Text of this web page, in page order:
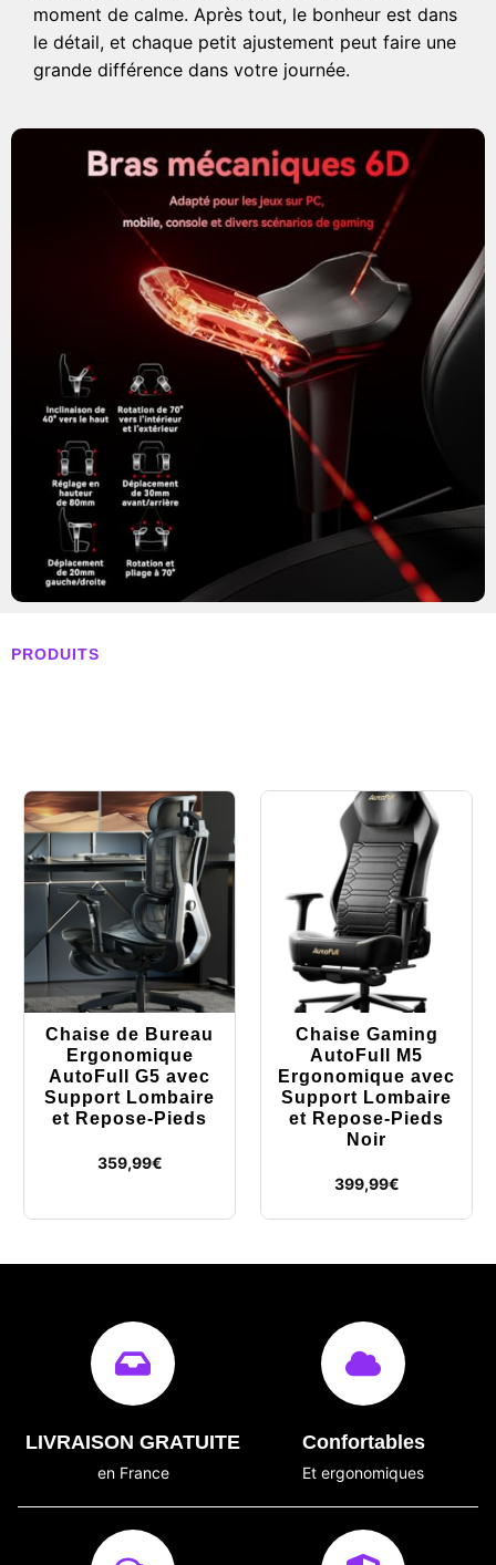
moment de calme. Après tout, le bonheur est dans
le détail, et chaque petit ajustement peut faire une
grande différence dans votre journée.
PRODUITS
Chaise de Bureau
Ergonomique
AutoFull G5 avec
Support Lombaire
et Repose-Pieds
359,99€
Chaise Gaming
AutoFull M5
Ergonomique avec
Support Lombaire
et Repose-Pieds
Noir
399,99€
LIVRAISON GRATUITE
en France
Confortables
Et ergonomiques